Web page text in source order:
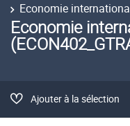
Economie
Economie
Ajouter à la sélection